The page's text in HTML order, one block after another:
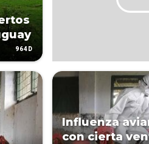
964D
Influenza
con cierta